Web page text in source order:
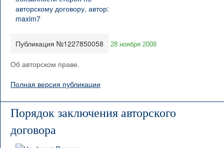
Публикация №1227850058 28 ноября 2008
Об авторском праве.
Полная версия публикации
Порядок заключения авторского
договора